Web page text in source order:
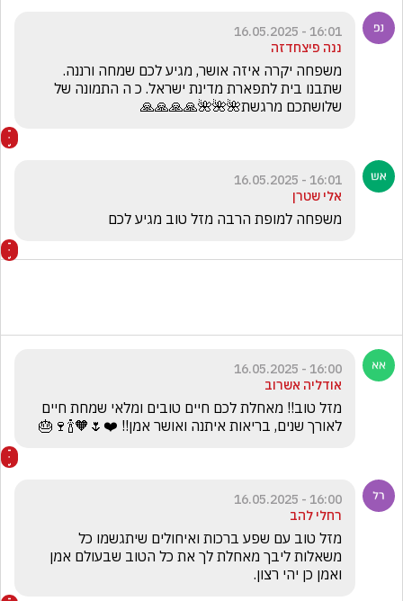
16:01 - 16.05.2025
ננה פיצחדזה
שלושתכם מרגשת🌺🌺🌺🙏🙏🙏🙏
16:01 - 16.05.2025
אלי שטרן
משפחה למופת הרבה מזל טוב מגיע לכם
16:00 - 16.05.2025
אודליה אשרוב
לאורך שנים, בריאות איתנה ואושר אמן!! ❤️🌷🧡🍾🍷🎂
16:00 - 16.05.2025
רחלי להב
ואמן כן יהי רצון.